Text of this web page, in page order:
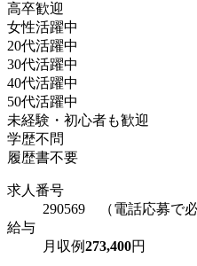
高卒歓迎
女性活躍中
20代活躍中
30代活躍中
40代活躍中
50代活躍中
未経験・初心者も歓迎
学歴不問
履歴書不要
求人番号
290569 （電話応募で
給与
月収例273,400円